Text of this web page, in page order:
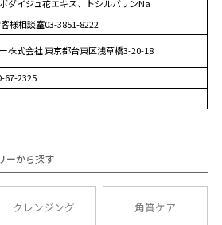
ダイジュ花エキス、トシルバリンNa
様相談室03-3851-8222
株式会社 東京都台東区浅草橋3-20-18
67-2325
ーから探す
クレンジング 角質ケア